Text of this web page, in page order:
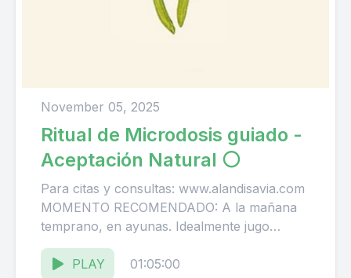
November 05, 2025
Ritual de Microdosis guiado -
Aceptación Natural ⚪️
Para citas y consultas: www.alandisavia.com
MOMENTO RECOMENDADO: A la mañana
temprano, en ayunas. Idealmente jugo
exprimido de 1/2 Limón. INTENSIDAD:
MEDIO BUENO PARA: Fortalecer...
PLAY 01:05:00